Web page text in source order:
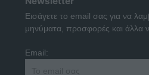
Εισάγετε το email σας για να
μηνύματα, προσφορές και άλλα
Email: